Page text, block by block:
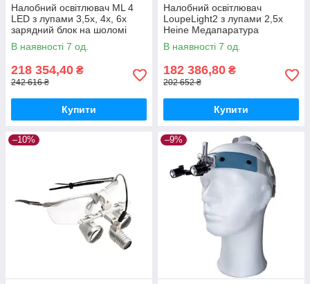
Налобний освітлювач ML 4
LED з лупами 3,5х, 4х, 6х
зарядний блок на шоломі
Heine Медапаратура
В наявності 7 од.
218 354,40 ₴
242 616 ₴
Купити
Налобний освітлювач
LoupeLight2 з лупами 2,5x
Heine Медапаратура
В наявності 7 од.
182 386,80 ₴
202 652 ₴
Купити
–10% –9%